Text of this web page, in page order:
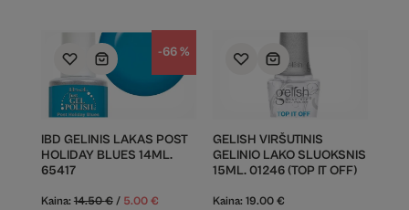
-66 %
IBD GELINIS LAKAS POST
HOLIDAY BLUES 14ML.
65417
Kaina: 14.50€ / 5.00 €
GELISH VIRŠUTINIS
GELINIO LAKO SLUOKSNIS
15ML. 01246 (TOP IT OFF)
Kaina: 19.00 €